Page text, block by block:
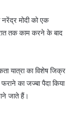
मोदी को एक
तक काम करने के बाद
यात्रा का विशेष जिक्र
का जज्बा पैदा किया
जाते हैं।